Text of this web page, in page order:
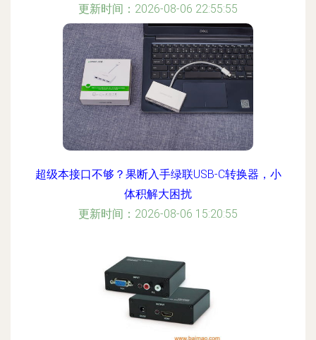
更新时间：2026-08-06 22:55:55
超级本接口不够？果断入手绿联USB-C转换器，小
体积解大困扰
更新时间：2026-08-06 15:20:55